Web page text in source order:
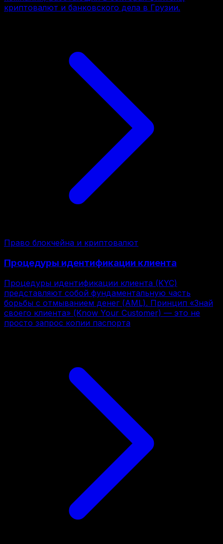
криптовалют и банковского дела в Грузии.
Право блокчейна и криптовалют
Процедуры идентификации клиента
Процедуры идентификации клиента (KYC)
представляют собой фундаментальную часть
борьбы с отмыванием денег (AML). Принцип «Знай
своего клиента» (Know Your Customer) — это не
просто запрос копии паспорта